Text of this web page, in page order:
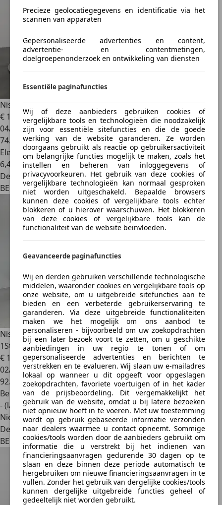
Precieze geolocatiegegevens en identificatie via het
scannen van apparaten
Gepersonaliseerde advertenties en content,
advertentie- en contentmetingen,
doelgroepenonderzoek en ontwikkeling van diensten
Essentiële paginafuncties
Wij of deze aanbieders gebruiken cookies of
vergelijkbare tools en technologieën die noodzakelijk
zijn voor essentiële sitefuncties en die de goede
werking van de website garanderen. Ze worden
doorgaans gebruikt als reactie op gebruikersactiviteit
om belangrijke functies mogelijk te maken, zoals het
instellen en beheren van inloggegevens of
privacyvoorkeuren. Het gebruik van deze cookies of
vergelijkbare technologieën kan normaal gesproken
niet worden uitgeschakeld. Bepaalde browsers
kunnen deze cookies of vergelijkbare tools echter
blokkeren of u hierover waarschuwen. Het blokkeren
van deze cookies of vergelijkbare tools kan de
functionaliteit van de website beïnvloeden.
Geavanceerde paginafuncties
Wij en derden gebruiken verschillende technologische
middelen, waaronder cookies en vergelijkbare tools op
onze website, om u uitgebreide sitefuncties aan te
bieden en een verbeterde gebruikerservaring te
garanderen. Via deze uitgebreide functionaliteiten
maken we het mogelijk om ons aanbod te
personaliseren - bijvoorbeeld om uw zoekopdrachten
bij een later bezoek voort te zetten, om u geschikte
aanbiedingen in uw regio te tonen of om
gepersonaliseerde advertenties en berichten te
verstrekken en te evalueren. Wij slaan uw e-mailadres
lokaal op wanneer u dit opgeeft voor opgeslagen
zoekopdrachten, favoriete voertuigen of in het kader
van de prijsbeoordeling. Dit vergemakkelijkt het
gebruik van de website, omdat u bij latere bezoeken
niet opnieuw hoeft in te voeren. Met uw toestemming
wordt op gebruik gebaseerde informatie verzonden
naar dealers waarmee u contact opneemt. Sommige
cookies/tools worden door de aanbieders gebruikt om
informatie die u verstrekt bij het indienen van
financieringsaanvragen gedurende 30 dagen op te
slaan en deze binnen deze periode automatisch te
hergebruiken om nieuwe financieringsaanvragen in te
vullen. Zonder het gebruik van dergelijke cookies/tools
kunnen dergelijke uitgebreide functies geheel of
gedeeltelijk niet worden gebruikt.
Nissan Qashqai
€ 19.950
04/2023
74.946 km
Elektrisch/Benzine
6,4 l/100 km (comb.)
Dealer
BE 9060
Nissan Qashqai1.2 Benzine Man. - Pano - GPS - Topstaat!
1Ste ...
€ 10.990
02/2015
92.599 km
Benzine
- (l/100 km)
Nieuw
Dealer
BE 9810